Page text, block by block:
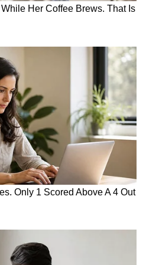
26 दिन का अनशन खत्म होते ही
क्या टूटा वादा? सोनम वांगचुक के
आरोप से मचा सियासी बवाल
E20: Nitin
से बड़ी राहत,
आदेश